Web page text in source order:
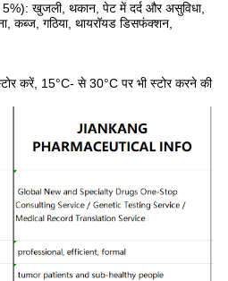
खुजली, थकान, पेट में दर्द और असुविधा,
कब्ज, गठिया, थायरॉयड डिसफंक्शन,
करें, 15°C- से 30°C पर भी स्टोर करने की